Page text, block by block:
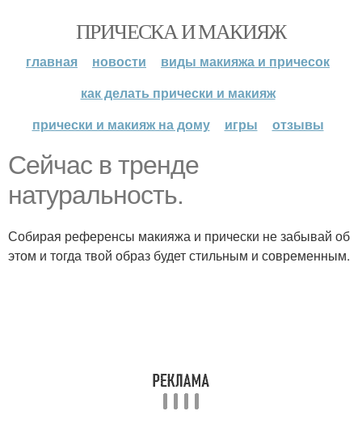
ПРИЧЕСКА И МАКИЯЖ
главная новости
виды макияжа и причесок
как делать прически и макияж
прически и макияж на дому
игры отзывы
Сейчас в тренде
натуральность.
Собирая референсы макияжа и прически не забывай об
этом и тогда твой образ будет стильным и современным.